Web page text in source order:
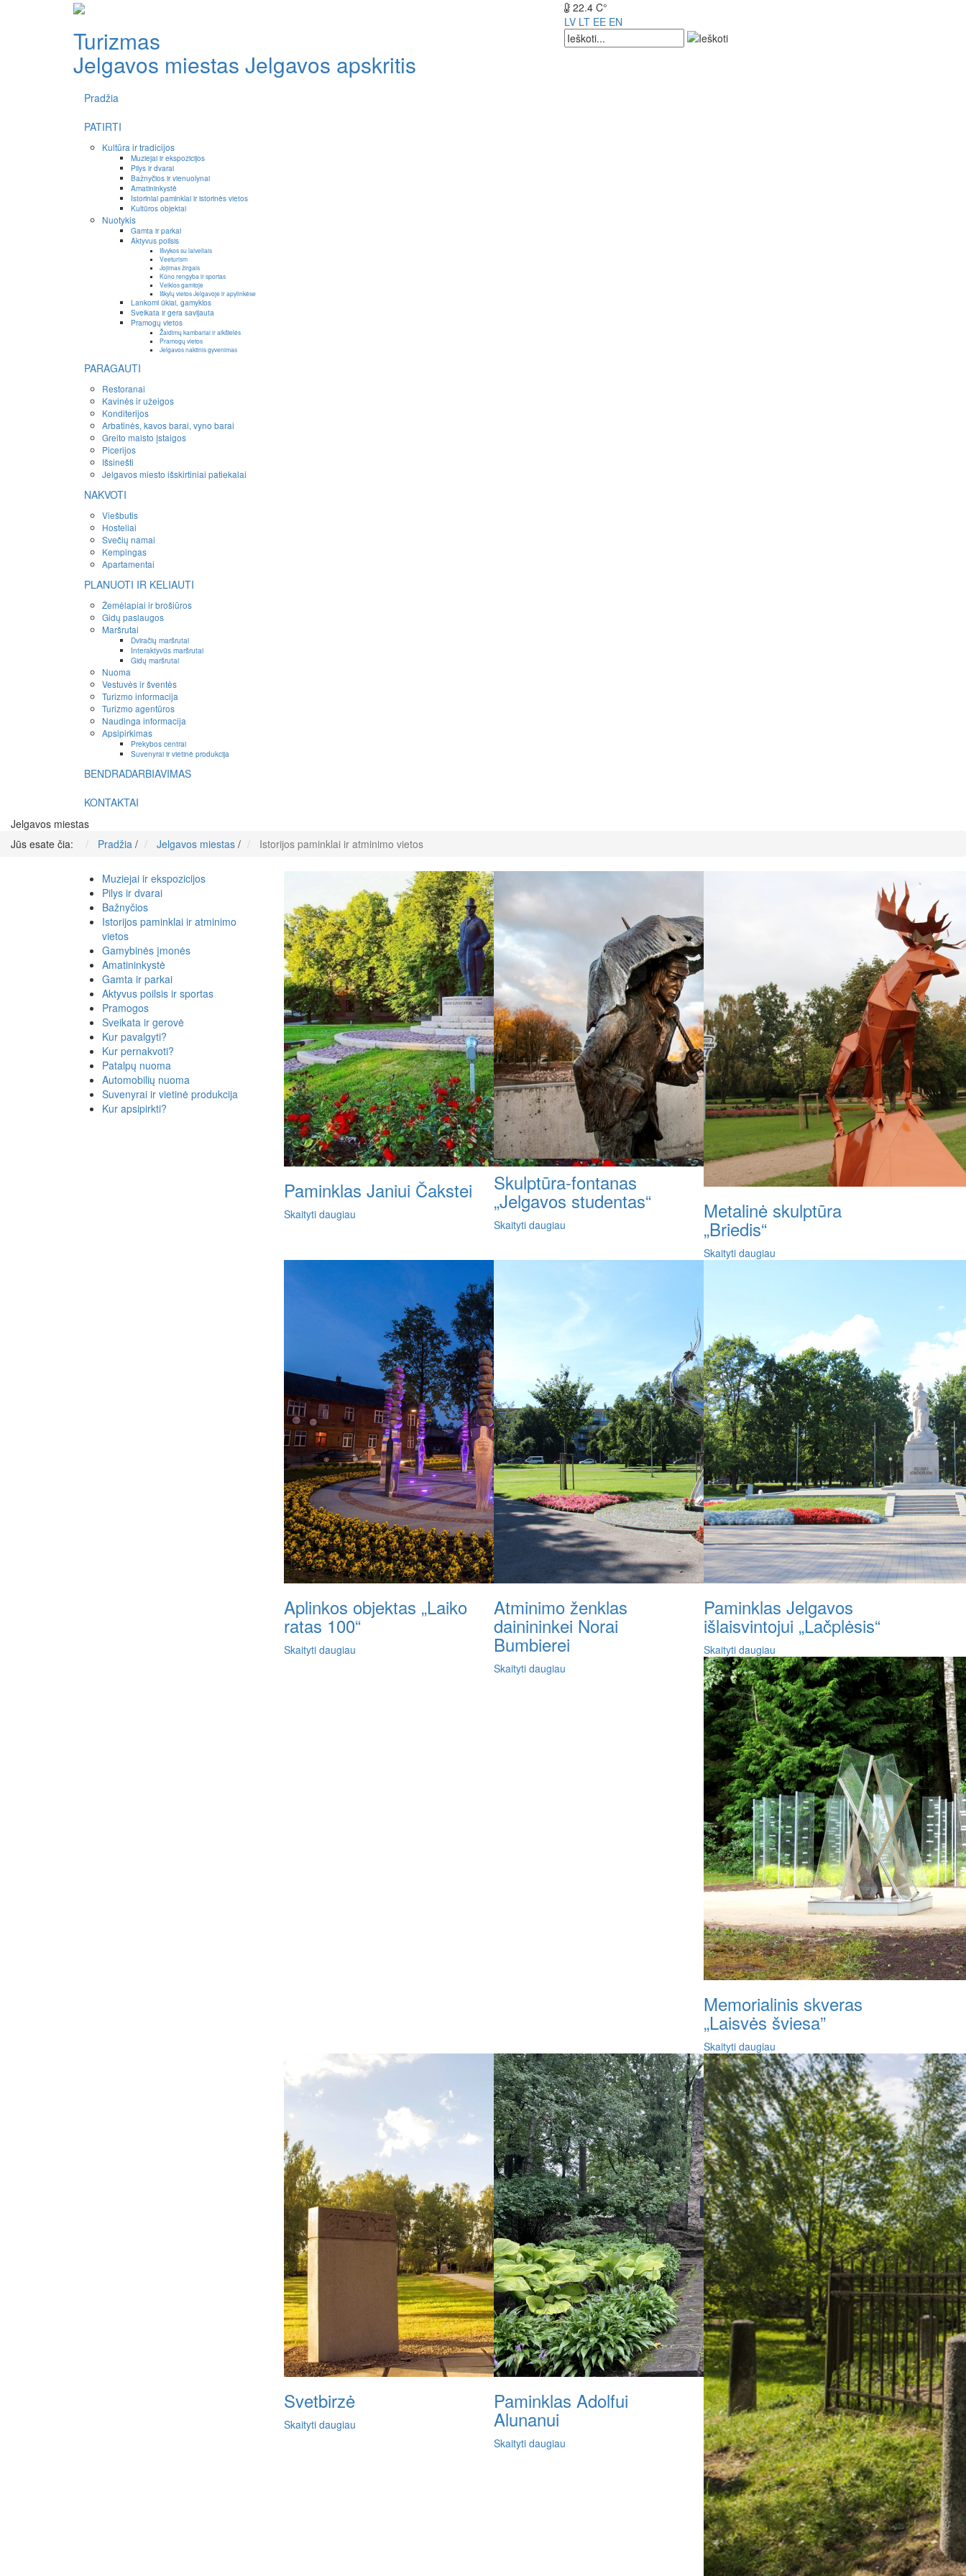
Turizmas
Jelgavos miestas Jelgavos apskritis
22.4 C°
LV LT EE EN
Pradžia
PATIRTI
Kultūra ir tradicijos
Muziejai ir ekspozicijos
Pilys ir dvarai
Bažnyčios ir vienuolynai
Amatininkystė
Istoriniai paminklai ir istorinės vietos
Kultūros objektai
Nuotykis
Gamta ir parkai
Aktyvus poilsis
Išvykos su laiveliais
Veeturism
Jojimas žirgais
Kūno rengyba ir sportas
Veiklos gamtoje
Iškylų vietos Jelgavoje ir apylinkėse
Lankomi ūkiai, gamyklos
Sveikata ir gera savijauta
Pramogų vietos
Žaidimų kambariai ir aikštelės
Pramogų vietos
Jelgavos naktinis gyvenimas
PARAGAUTI
Restoranai
Kavinės ir užeigos
Konditerijos
Arbatinės, kavos barai, vyno barai
Greito maisto įstaigos
Picerijos
Išsinešti
Jelgavos miesto išskirtiniai patiekalai
NAKVOTI
Viešbutis
Hosteliai
Svečių namai
Kempingas
Apartamentai
PLANUOTI IR KELIAUTI
Žemėlapiai ir brošiūros
Gidų paslaugos
Maršrutai
Dviračių maršrutai
Interaktyvūs maršrutai
Gidų maršrutai
Nuoma
Vestuvės ir šventės
Turizmo informacija
Turizmo agentūros
Naudinga informacija
Apsipirkimas
Prekybos centrai
Suvenyrai ir vietinė produkcija
BENDRADARBIAVIMAS
KONTAKTAI
Jelgavos miestas
Jūs esate čia:
Pradžia / Jelgavos miestas / Istorijos paminklai ir atminimo vietos
Muziejai ir ekspozicijos
Pilys ir dvarai
Bažnyčios
Istorijos paminklai ir atminimo
vietos
Gamybinės įmonės
Amatininkystė
Gamta ir parkai
Aktyvus poilsis ir sportas
Pramogos
Sveikata ir gerovė
Kur pavalgyti?
Kur pernakvoti?
Patalpų nuoma
Automobilių nuoma
Suvenyrai ir vietinė produkcija
Kur apsipirkti?
Paminklas Janiui Čakstei
Skaityti daugiau
Skulptūra-fontanas
„Jelgavos studentas“
Skaityti daugiau
Metalinė skulptūra
„Briedis“
Skaityti daugiau
Aplinkos objektas „Laiko
ratas 100“
Skaityti daugiau
Atminimo ženklas
dainininkei Norai
Bumbierei
Skaityti daugiau
Paminklas Jelgavos
išlaisvintojui „Lačplėsis“
Skaityti daugiau
Memorialinis skveras
„Laisvės šviesa”
Skaityti daugiau
Svetbirzė
Skaityti daugiau
Paminklas Adolfui
Alunanui
Skaityti daugiau